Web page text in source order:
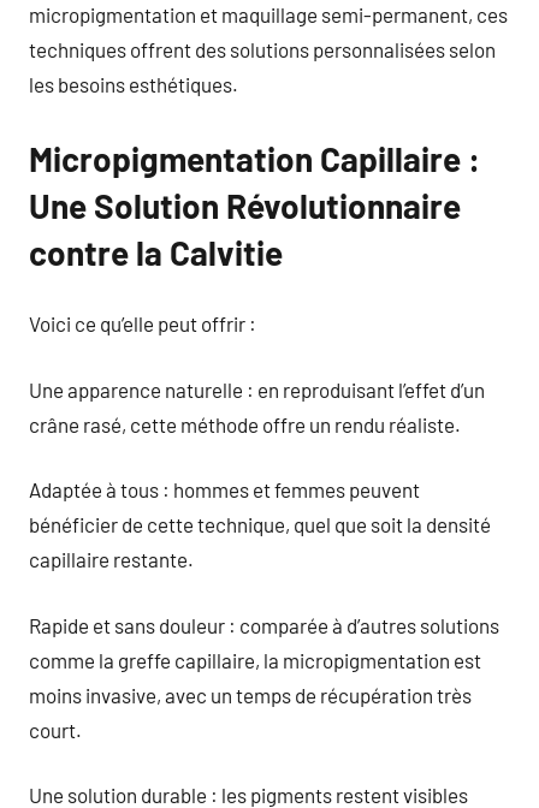
micropigmentation et maquillage semi-permanent, ces
techniques offrent des solutions personnalisées selon
les besoins esthétiques.
Micropigmentation Capillaire :
Une Solution Révolutionnaire
contre la Calvitie
Voici ce qu’elle peut offrir :
Une apparence naturelle : en reproduisant l’effet d’un
crâne rasé, cette méthode offre un rendu réaliste.
Adaptée à tous : hommes et femmes peuvent
bénéficier de cette technique, quel que soit la densité
capillaire restante.
Rapide et sans douleur : comparée à d’autres solutions
comme la greffe capillaire, la micropigmentation est
moins invasive, avec un temps de récupération très
court.
Une solution durable : les pigments restent visibles